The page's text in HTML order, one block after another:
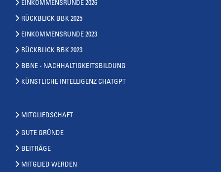
EINKOMMENSRUNDE 2026
RÜCKBLICK BBK 2025
EINKOMMENSRUNDE 2023
RÜCKBLICK BBK 2023
BBNE - NACHHALTIGKEITSBILDUNG
KÜNSTLICHE INTELLIGENZ CHATGPT
MITGLIEDSCHAFT
GUTE GRÜNDE
BEITRÄGE
MITGLIED WERDEN